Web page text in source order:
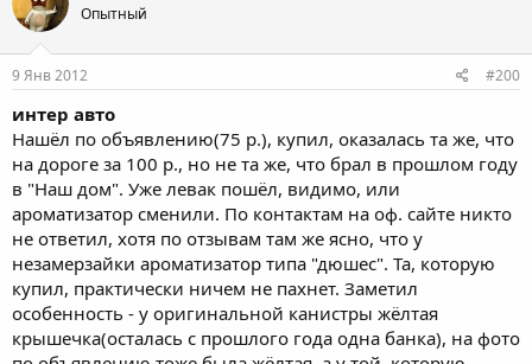
Опытный
9 Янв 2012 #200
интер авто
Нашёл по объявлению(75 р.), купил, оказалась та же, что
на дороге за 100 р., но не та же, что брал в прошлом году
в "Наш дом". Уже левак пошёл, видимо, или
ароматизатор сменили. По контактам на оф. сайте никто
не ответил, хотя по отзывам там же ясно, что у
незамерзайки ароматизатор типа "дюшес". Та, которую
купил, практически ничем не пахнет. Заметил
особенность - у оригинальной канистры жёлтая
крышечка(осталась с прошлого года одна банка), на фото